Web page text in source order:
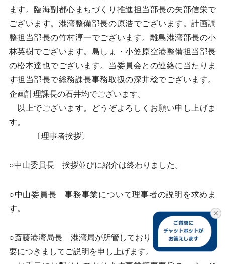
ます。臨海副都心まちづくり推進担当部長の矢部信栄で
ございます。港湾整備部長の原浩でございます。計画調
整担当部長の竹村淳一でございます。離島港湾部長の小
林英樹でございます。島しょ・小笠原空港整備担当部長
の松本達也でございます。当委員会との連絡に当たりま
す担当部長で総務課長事務取扱の深井稔でございます。
企画計理課長の石井均でございます。
以上でございます。どうぞよろしくお願い申し上げま
す。
〔理事者挨拶〕
○中山委員長 挨拶並びに紹介は終わりました。
○中山委員長 事務事業について理事者の説明を求めま
す。
○斎藤港湾局長 港湾局が所管しております事務事業の概
要につきましてご説明を申し上げます。